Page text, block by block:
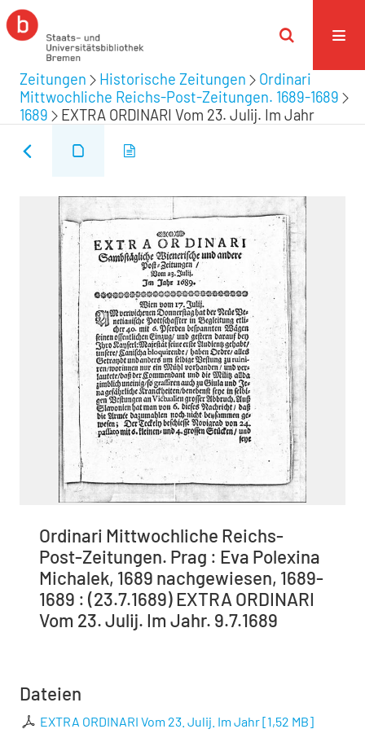
Zeitungen Historische Zeitungen
Ordinari
Mittwochliche Reichs-Post-Zeitungen. 1689-1689
1689
EXTRA ORDINARI Vom 23. Julij. Im Jahr
Ordinari Mittwochliche Reichs-
Post-Zeitungen. Prag : Eva Polexina
Michalek, 1689 nachgewiesen, 1689-
1689 : (23.7.1689) EXTRA ORDINARI
Vom 23. Julij. Im Jahr. 9.7.1689
Dateien
EXTRA ORDINARI Vom 23. Julij. Im Jahr[1,52 MB]